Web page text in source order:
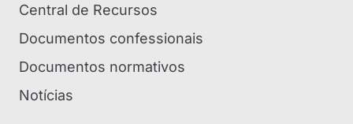
Central de Recursos
Documentos confessionais
Documentos normativos
Notícias